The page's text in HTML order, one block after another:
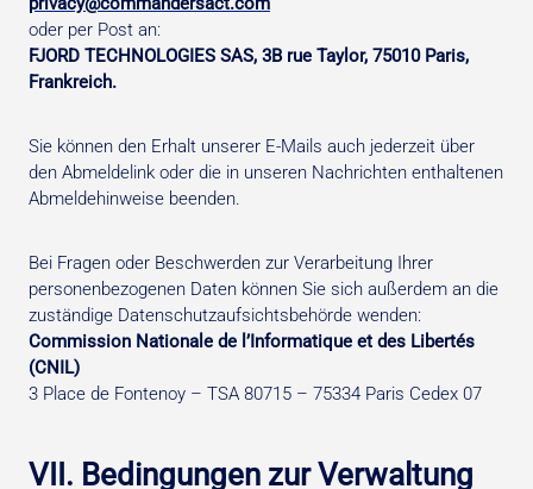
oder per Post an:
FJORD TECHNOLOGIES SAS, 3B rue Taylor, 75010 Paris,
Frankreich.
Sie können den Erhalt unserer E-Mails auch jederzeit über
den Abmeldelink oder die in unseren Nachrichten enthaltenen
Abmeldehinweise beenden.
Bei Fragen oder Beschwerden zur Verarbeitung Ihrer
personenbezogenen Daten können Sie sich außerdem an die
zuständige Datenschutzaufsichtsbehörde wenden:
Commission Nationale de l’Informatique et des Libertés
(CNIL)
3 Place de Fontenoy – TSA 80715 – 75334 Paris Cedex 07
VII. Bedingungen zur Verwaltung